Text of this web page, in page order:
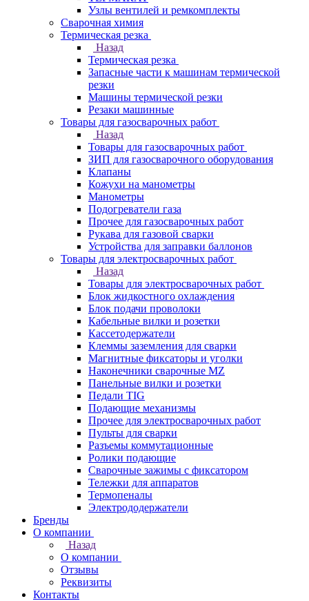
Узлы вентилей и ремкомплекты
Сварочная химия
Термическая резка
Назад
Термическая резка
Запасные части к машинам термической
резки
Машины термической резки
Резаки машинные
Товары для газосварочных работ
Назад
Товары для газосварочных работ
ЗИП для газосварочного оборудования
Клапаны
Кожухи на манометры
Манометры
Подогреватели газа
Прочее для газосварочных работ
Рукава для газовой сварки
Устройства для заправки баллонов
Товары для электросварочных работ
Назад
Товары для электросварочных работ
Блок жидкостного охлаждения
Блок подачи проволоки
Кабельные вилки и розетки
Кассетодержатели
Клеммы заземления для сварки
Магнитные фиксаторы и уголки
Наконечники сварочные MZ
Панельные вилки и розетки
Педали TIG
Подающие механизмы
Прочее для электросварочных работ
Пульты для сварки
Разъемы коммутационные
Ролики подающие
Сварочные зажимы с фиксатором
Тележки для аппаратов
Термопеналы
Электрододержатели
Бренды
О компании
Назад
О компании
Отзывы
Реквизиты
Контакты